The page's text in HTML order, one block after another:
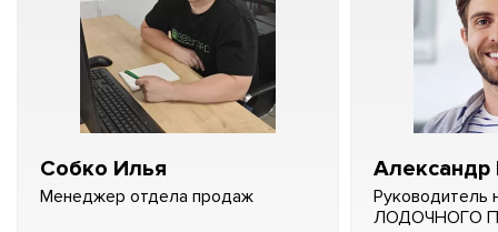
Собко Илья
Менеджер отдела продаж
Александр
Руководитель
ЛОДОЧНОГО